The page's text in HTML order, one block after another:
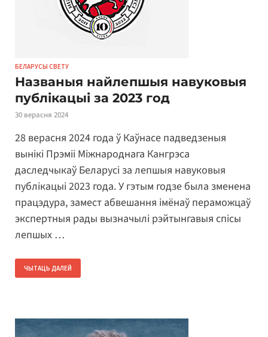
БЕЛАРУСЫ СВЕТУ
Названыя найлепшыя навуковыя
публікацыі за 2023 год
30 верасня 2024
28 верасня 2024 года ў Каўнасе падведзеныя
вынікі Прэміі Міжнароднага Кангрэса
даследчыкаў Беларусі за лепшыя навуковыя
публікацыі 2023 года. У гэтым годзе была зменена
працэдура, замест абвешання імёнаў пераможцаў
экспертныя рады вызначылі рэйтынгавыя спісы
лепшых …
ЧЫТАЦЬ ДАЛЕЙ